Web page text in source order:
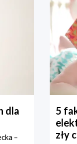
dla
–
5
zły